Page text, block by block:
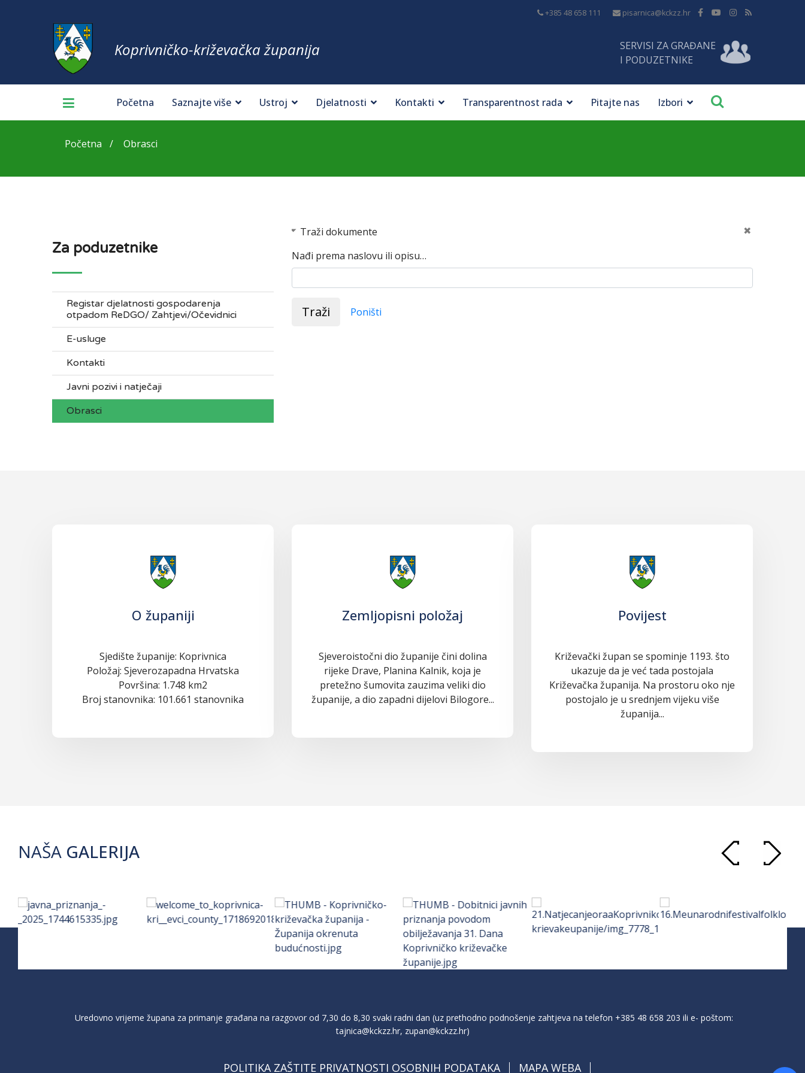
+385 48 658 111 pisarnica@kckzz.hr
Koprivničko-križevačka županija
SERVISI ZA GRAĐANE
I PODUZETNIKE
Početna Saznajte više Ustroj Djelatnosti Kontakti Transparentnost rada Pitajte nas Izbori
Početna Obrasci
Za poduzetnike
Registar djelatnosti gospodarenja
otpadom ReDGO/ Zahtjevi/Očevidnici
E-usluge
Kontakti
Javni pozivi i natječaji
Obrasci
Traži dokumente
Nađi prema naslovu ili opisu…
Traži Poništi
O županiji
Sjedište županije: Koprivnica
Položaj: Sjeverozapadna Hrvatska
Površina: 1.748 km2
Broj stanovnika: 101.661 stanovnika
Zemljopisni položaj
Sjeveroistočni dio županije čini dolina
rijeke Drave, Planina Kalnik, koja je
pretežno šumovita zauzima veliki dio
županije, a dio zapadni dijelovi Bilogore...
Povijest
Križevački župan se spominje 1193. što
ukazuje da je već tada postojala
Križevačka županija. Na prostoru oko nje
postojalo je u srednjem vijeku više
županija...
NAŠA GALERIJA
Uredovno vrijeme župana za primanje građana na razgovor od 7,30 do 8,30 svaki radni dan (uz prethodno podnošenje zahtjeva na telefon +385 48 658 203 ili e- poštom:
tajnica@kckzz.hr, zupan@kckzz.hr)
POLITIKA ZAŠTITE PRIVATNOSTI OSOBNIH PODATAKA MAPA WEBA